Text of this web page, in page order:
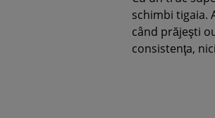
schimbi tigaia.
când prăjeşti
consistenţa,